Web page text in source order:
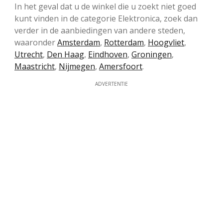
In het geval dat u de winkel die u zoekt niet goed
kunt vinden in de categorie Elektronica, zoek dan
verder in de aanbiedingen van andere steden,
waaronderAmsterdam, Rotterdam, Hoogvliet,
Utrecht, Den Haag, Eindhoven, Groningen,
Maastricht, Nijmegen, Amersfoort.
ADVERTENTIE